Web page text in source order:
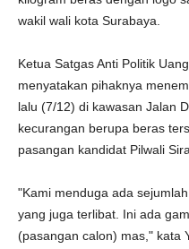
wakil wali kota Surabaya.
Ketua Satgas Anti Politik
menyatakan pihaknya
lalu (7/12) di kawasan Jalan
kecurangan berupa beras
pasangan kandidat Pilwali
"Kami menduga ada
yang juga terlibat. Ini ada
(pasangan calon) mas," kata